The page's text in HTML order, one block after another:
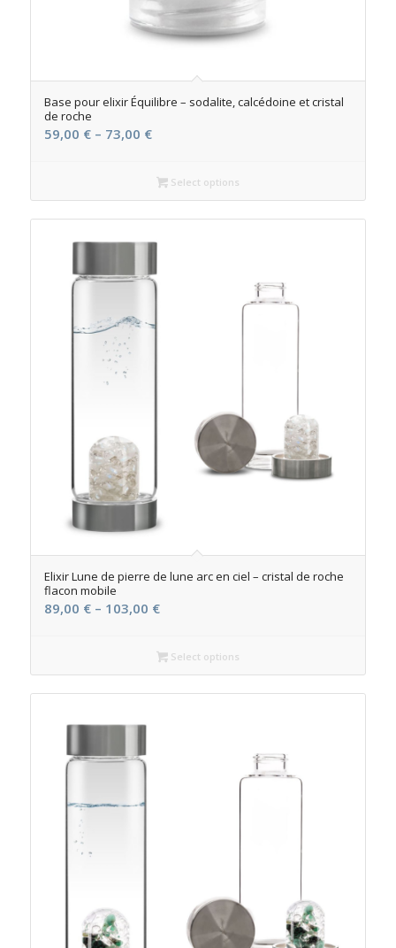
Base pour elixir Équilibre – sodalite, calcédoine et cristal
de roche
59,00 €– 73,00 €
Select options
Elixir Lune de pierre de lune arc en ciel – cristal de roche
flacon mobile
89,00 €– 103,00 €
Select options